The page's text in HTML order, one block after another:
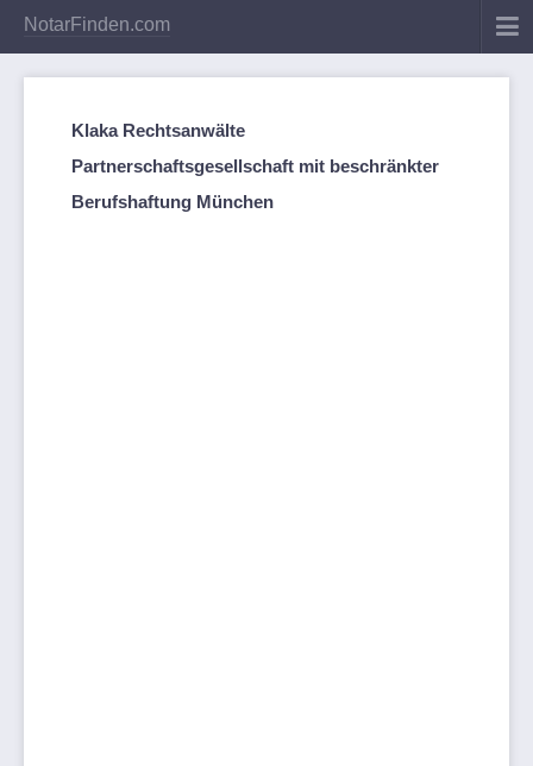
NotarFinden.com
Klaka Rechtsanwälte
Partnerschaftsgesellschaft mit beschränkter
Berufshaftung München